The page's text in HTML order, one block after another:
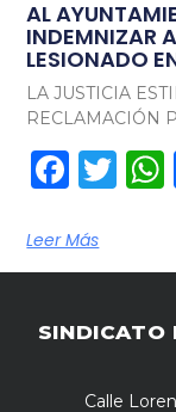
AL
INDEMNIZAR
LESIONADO
LA JUSTICIA
RECLAMACIÓN
Leer Más
SINDICATO
Calle